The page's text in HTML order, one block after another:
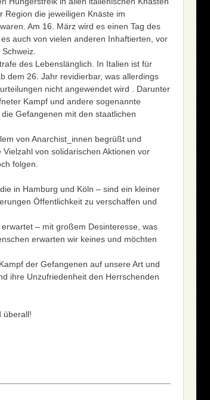
Region die jeweiligen Knäste im
Am 16. März wird es einen Tag des
auch von vielen anderen Inhaftierten, vor
des Lebenslänglich. In Italien ist für
dem 26. Jahr revidierbar, was allerdings
nicht angewendet wird . Darunter
Kampf und andere sogenannte
Gefangenen mit den staatlichen
von Anarchist_innen begrüßt und
von solidarischen Aktionen vor
folgen.
in Hamburg und Köln – sind ein kleiner
Öffentlichkeit zu verschaffen und
– mit großem Desinteresse, was
erwarten wir keines und möchten
der Gefangenen auf unsere Art und
ihre Unzufriedenheit den Herrschenden
überall!